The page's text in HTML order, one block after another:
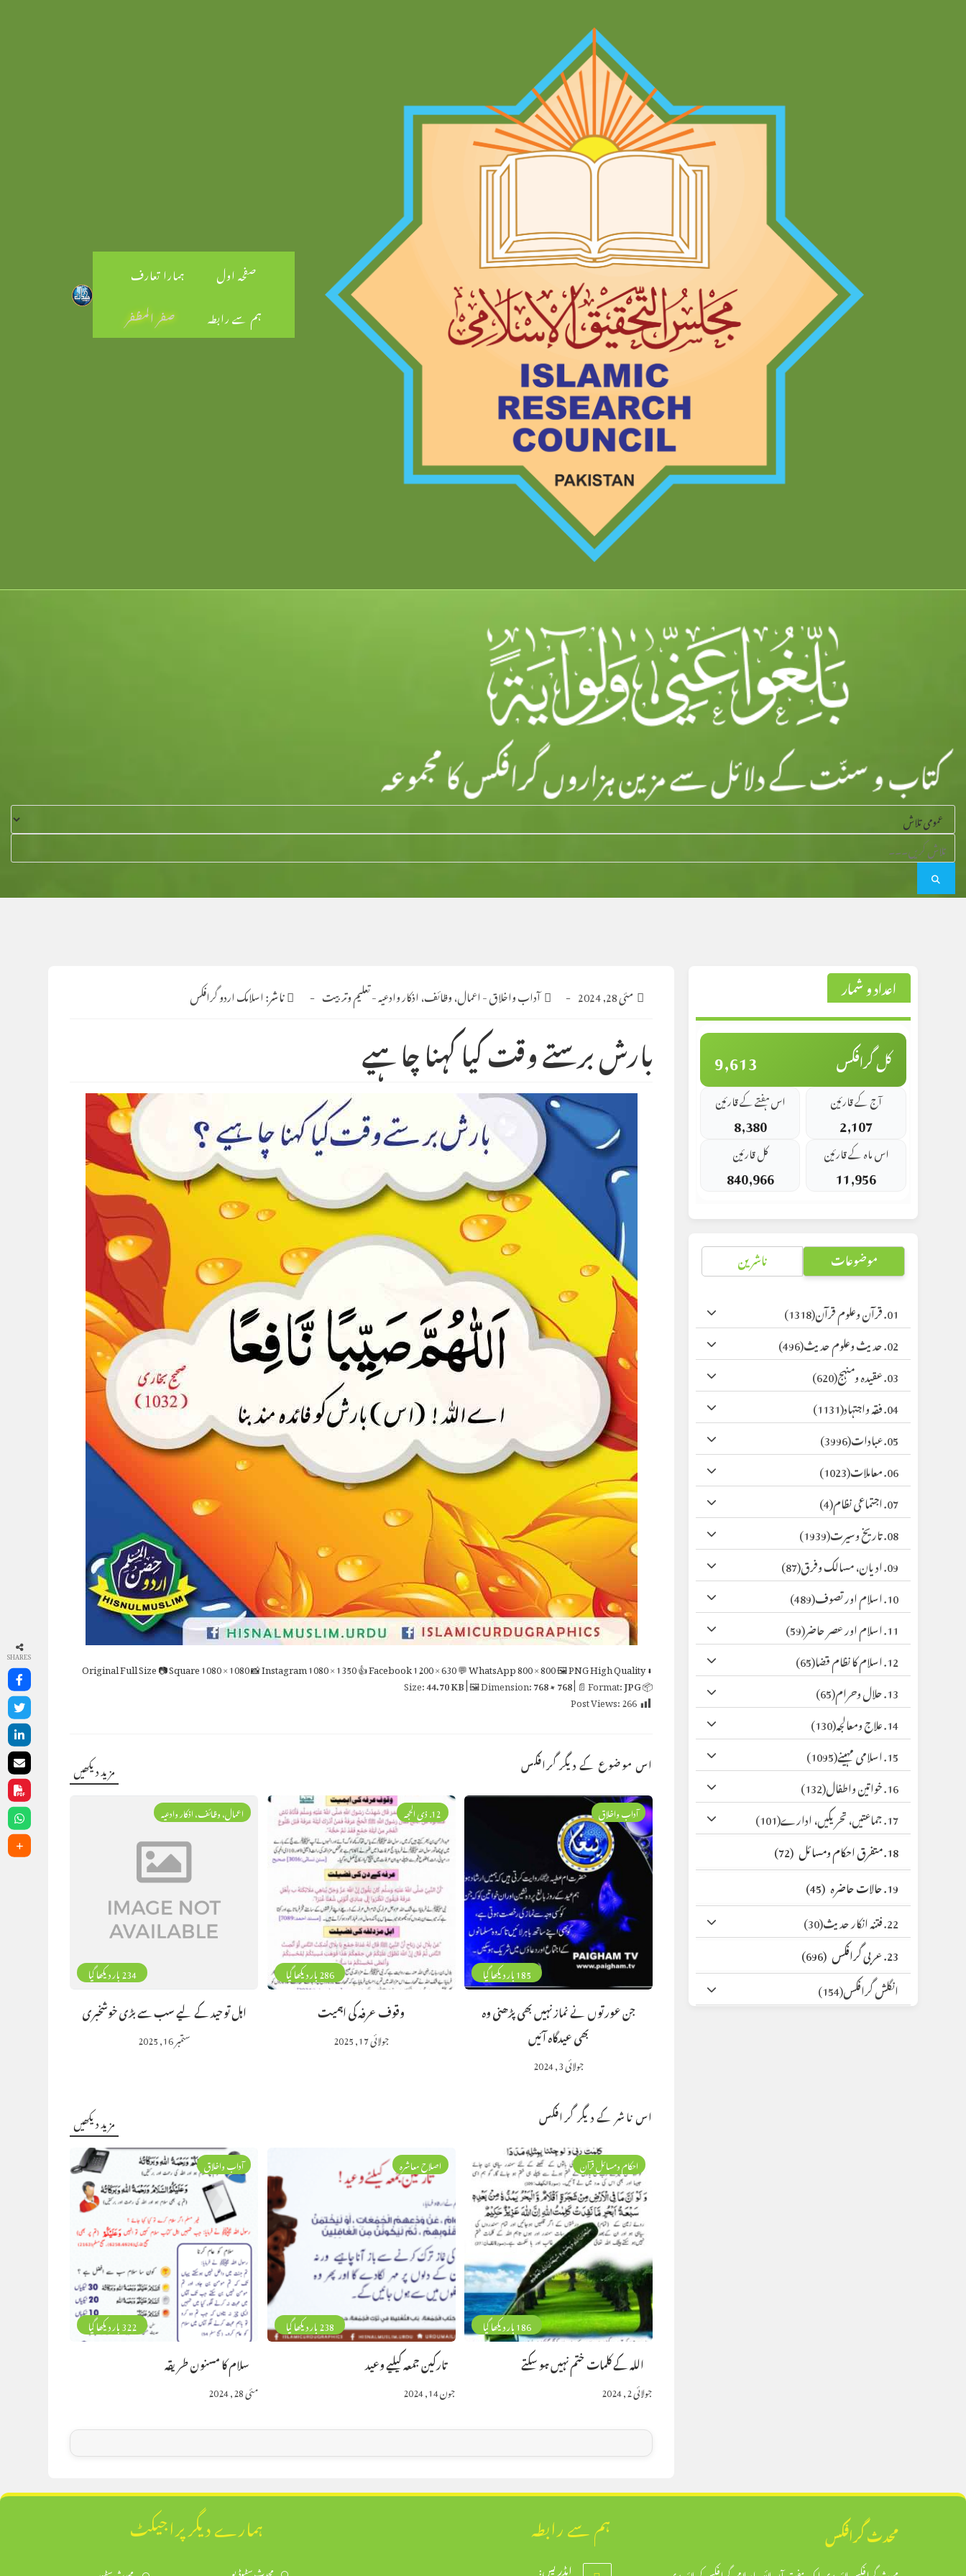
صفحہ اول
ہمارا تعارف
ہم سے رابطہ
صفر المظفر
Post
published:
مئی 28, 2024 Post
category:
آداب واخلاق-اعمال، وظائف، اذکار وادعیہ-تعلیم وتربیت ناشر:اسلامک اردو گرافکس
بارش برستے وقت کیا کہنا چاہیے
⬇ Original
Full Size📷 Square1080 × 1080📸 Instagram1080 × 1350👍 Facebook1200 × 630💬 WhatsApp800 × 800🖼 PNGHigh Quality
📦 Size:
44.70 KB| 🖼 Dimension:768 × 768| 📄 Format:JPG
Post Views:266
اس موضوع کے دیگر گرافکس مزید دیکھیں
234 بار دیکھا گیا
اعمال، وظائف، اذکار وادعیہ
اہل توحید کے لیے سب سے بڑی خوشخبری
ستمبر 16, 2025
286 بار دیکھا گیا
12. ذی الحجہ
وقوف عرفہ کی اہمیت
جولائی 17, 2025
185 بار دیکھا گیا
آداب واخلاق
جن عورتوں نے نماز نہیں بھی پڑھنی وہ
بھی عیدگاہ آئیں
جولائی 3, 2024
اس ناشر کے دیگر گرافکس مزید دیکھیں
322 بار دیکھا گیا
آداب واخلاق
سلام کا مسنون طریقہ
مئی 28, 2024
238 بار دیکھا گیا
اصلاح معاشرہ
تارکین جمعہ کیلیے وعید
جون 14, 2024
186 بار دیکھا گیا
احکام ومسائل قرآن
اللہ کے کلمات ختم نہیں ہو سکتے
جولائی 2, 2024
اعداد و شمار
کل گرافکس 9,613
آج کے قارئین
2,107
اس ہفتے کے قارئین
8,380
اس ماہ کے قارئین
11,956
کل قارئین
840,966
موضوعات ناشرین
01. قرآن وعلوم قرآن
(1318)
02. حدیث وعلوم حدیث
(496)
03. عقیدہ ومنہج
(620)
04. فقہ واجتہاد
(1131)
05. عبادات
(3996)
06. معاملات
(1023)
07. اجتماعی نظام
(4)
08. تاریخ وسیرت
(1939)
09. ادیان، مسالک وفرق
(87)
10. اسلام اور تصوف
(489)
11. اسلام اور عصر حاضر
(59)
12. اسلام کا نظام قضا
(65)
13. حلال وحرام
(65)
14. علاج ومعالجہ
(130)
15. اسلامی مہینے
(1095)
16. خواتین واطفال
(132)
17. جماعتیں، تحریکیں، ادارے
(101)
18. متفرق احکام ومسائل
(72)
19. حالات حاضرہ
(45)
22. فتنہ انکار حدیث
(30)
23. عربی گرافکس
(696)
انگلش گرافکس(154)
ہمارے دیگر پراجیکٹ ہم سے رابطہ
ایڈریس:
محدث گرافکس
SHARES